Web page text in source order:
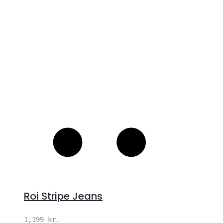
Roi Stripe Jeans
1,199 kr.